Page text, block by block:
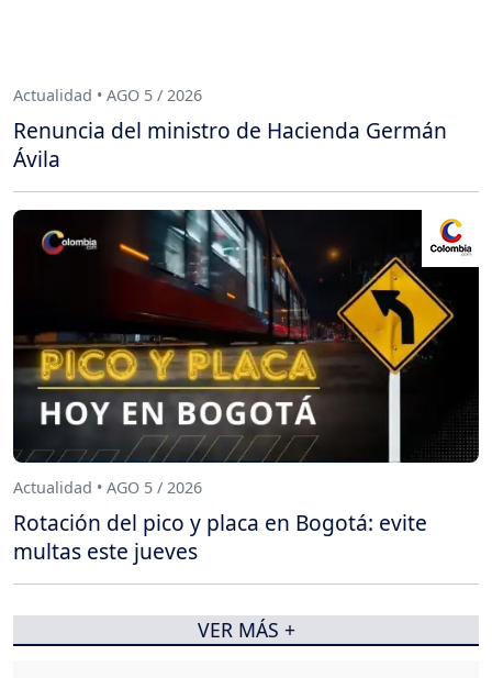
Actualidad • AGO 5 / 2026
Renuncia del ministro de Hacienda Germán
Ávila
Actualidad • AGO 5 / 2026
Rotación del pico y placa en Bogotá: evite
multas este jueves
VER MÁS +